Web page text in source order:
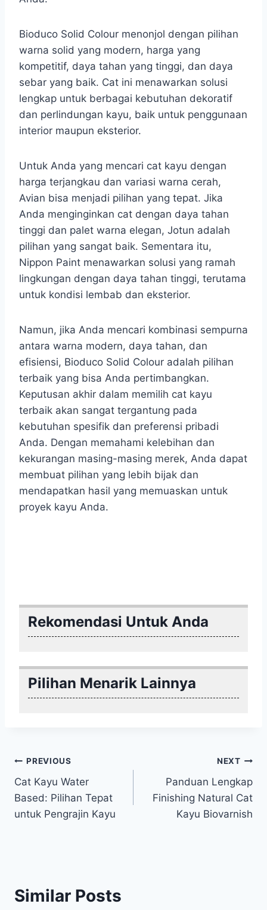
Bioduco Solid Colour menonjol dengan pilihan
warna solid yang modern, harga yang
kompetitif, daya tahan yang tinggi, dan daya
sebar yang baik. Cat ini menawarkan solusi
lengkap untuk berbagai kebutuhan dekoratif
dan perlindungan kayu, baik untuk penggunaan
interior maupun eksterior.
Untuk Anda yang mencari cat kayu dengan
harga terjangkau dan variasi warna cerah,
Avian bisa menjadi pilihan yang tepat. Jika
Anda menginginkan cat dengan daya tahan
tinggi dan palet warna elegan, Jotun adalah
pilihan yang sangat baik. Sementara itu,
Nippon Paint menawarkan solusi yang ramah
lingkungan dengan daya tahan tinggi, terutama
untuk kondisi lembab dan eksterior.
Namun, jika Anda mencari kombinasi sempurna
antara warna modern, daya tahan, dan
efisiensi, Bioduco Solid Colour adalah pilihan
terbaik yang bisa Anda pertimbangkan.
Keputusan akhir dalam memilih cat kayu
terbaik akan sangat tergantung pada
kebutuhan spesifik dan preferensi pribadi
Anda. Dengan memahami kelebihan dan
kekurangan masing-masing merek, Anda dapat
membuat pilihan yang lebih bijak dan
mendapatkan hasil yang memuaskan untuk
proyek kayu Anda.
Rekomendasi Untuk Anda
Pilihan Menarik Lainnya
Post
navigation
PREVIOUS
Cat Kayu Water
Based: Pilihan Tepat
untuk Pengrajin Kayu
NEXT
Panduan Lengkap
Finishing Natural Cat
Kayu Biovarnish
Similar Posts